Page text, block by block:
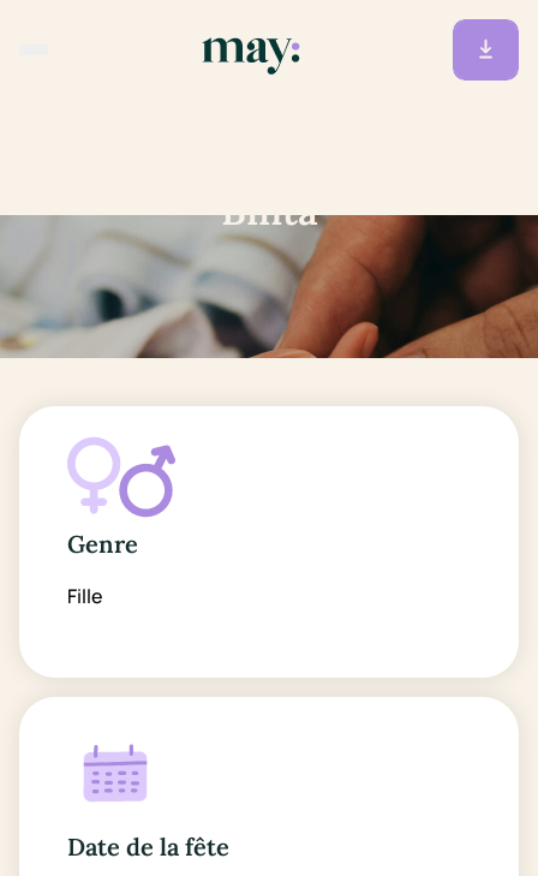
Binta
Genre
Fille
Date de la fête